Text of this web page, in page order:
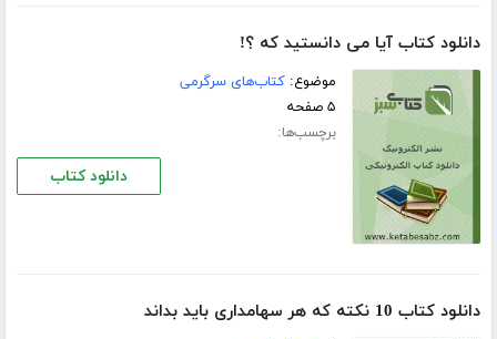
دانلود کتاب آیا می دانستید که ؟!
موضوع:کتاب‌های سرگرمی
۵ صفحه
برچسب‌ها:
دانلود کتاب
دانلود کتاب 10 نکته که هر سهامداری باید بداند